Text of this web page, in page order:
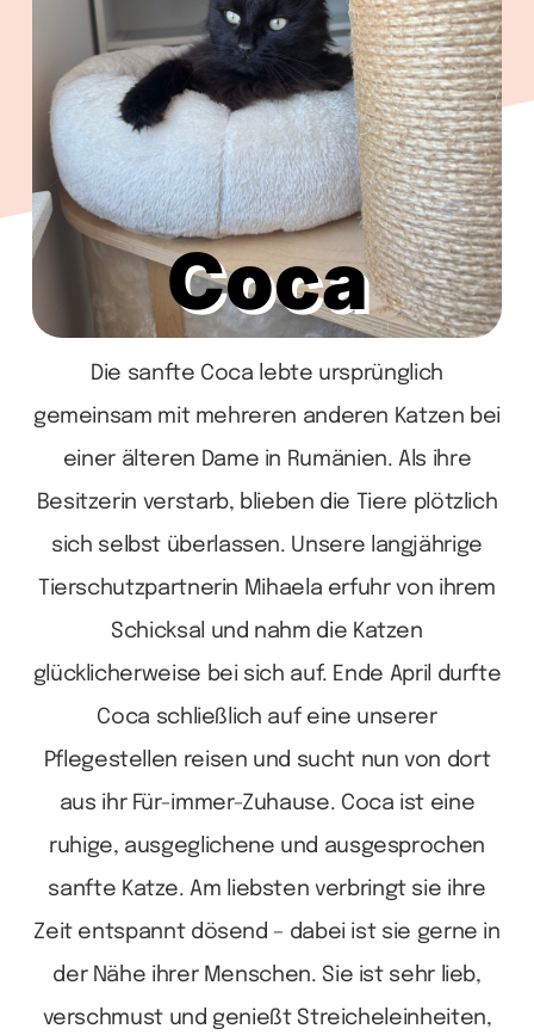
Warenkorb
Coca
Die sanfte Coca lebte ursprünglich
gemeinsam mit mehreren anderen Katzen bei
einer älteren Dame in Rumänien. Als ihre
Besitzerin verstarb, blieben die Tiere plötzlich
sich selbst überlassen. Unsere langjährige
Tierschutzpartnerin Mihaela erfuhr von ihrem
Schicksal und nahm die Katzen
glücklicherweise bei sich auf. Ende April durfte
Coca schließlich auf eine unserer
Pflegestellen reisen und sucht nun von dort
aus ihr Für-immer-Zuhause. Coca ist eine
ruhige, ausgeglichene und ausgesprochen
sanfte Katze. Am liebsten verbringt sie ihre
Zeit entspannt dösend – dabei ist sie gerne in
der Nähe ihrer Menschen. Sie ist sehr lieb,
verschmust und genießt Streicheleinheiten,